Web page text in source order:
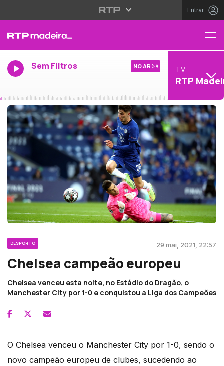
Entrar
Sem Filtros NO AR TV
RTP
DESPORTO 29 mai, 2021, 22:57
Chelsea campeão europeu
Chelsea venceu esta noite, no Estádio do Dragão, o
Manchester City por 1-0 e conquistou a Liga dos Campeões
O Chelsea venceu o Manchester City por 1-0, sendo o
novo campeão europeu de clubes, sucedendo ao